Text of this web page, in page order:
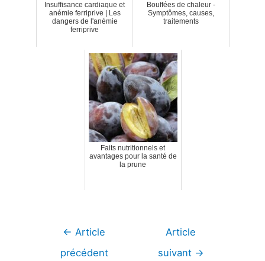
Insuffisance cardiaque et
anémie ferriprive | Les
dangers de l'anémie
ferriprive
Bouffées de chaleur -
Symptômes, causes,
traitements
Faits nutritionnels et
avantages pour la santé de
la prune
Navigation
← Article
précédent
Article
suivant →